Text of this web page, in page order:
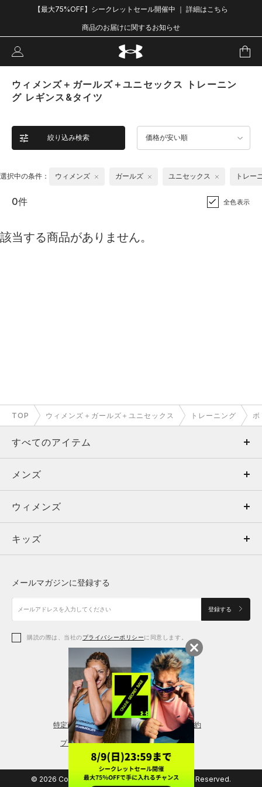
【最大75%OFF】シークレットセール開催中 ｜ 詳細はこちら
商品のお届けに関するお知らせ
ウィメンズ＋ガールズ＋ユニセックス トレーニン
グ レギンス&タイツ
絞り込み検索 価格が安い順
選択中の条件： ウィメンズ ガールズ ユニセックス トレー
0件 全色表示
該当する商品がありません。
TOP ウィメンズ＋ガールズ＋ユニセックス トレーニング ボ
すべてのアイテム
メンズ
ウィメンズ
キッズ
アクセサリー
メンズ
トップス
ボトムス
アクセサリー
ウィメンズ
トップス
シューズ
アクセサリー
レギンス＆タイツ
キッズ
シューズ
メールマガジンに登録する
登録する
購読の際は、当社のプライバシーポリシーに同意します。
特定商取引法に基づく通販の表記 会員規約
プライバシーポリシー
© 2026 Copyright DOME Corporation. All Rights Reserved.